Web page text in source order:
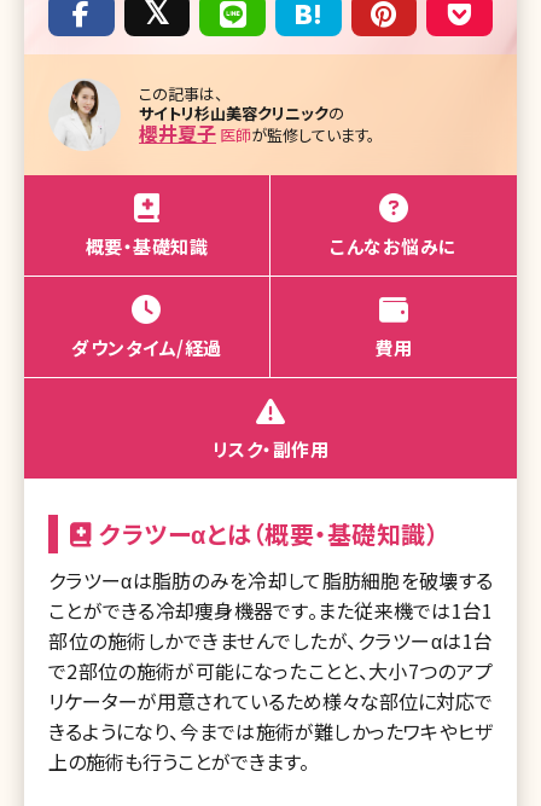
この記事は、
サイトリ杉山美容クリニックの
櫻井夏子 医師が監修しています。
概要・基礎知識 こんなお悩みに
ダウンタイム/経過 費用
リスク・副作用
クラツーαとは（概要・基礎知識）
クラツーαは脂肪のみを冷却して脂肪細胞を破壊する
ことができる冷却痩身機器です。また従来機では1台1
部位の施術しかできませんでしたが、クラツーαは1台
で2部位の施術が可能になったことと、大小7つのアプ
リケーターが用意されているため様々な部位に対応で
きるようになり、今までは施術が難しかったワキやヒザ
上の施術も行うことができます。